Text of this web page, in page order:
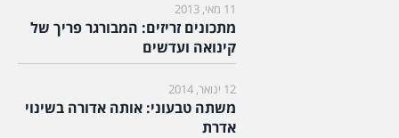
11 מאי, 2013
מתכונים זריזים: המבורגר פריך של
קינואה ועדשים
12 ינואר, 2014
משתה טבעוני: אותה אדורה בשינוי
אדרת